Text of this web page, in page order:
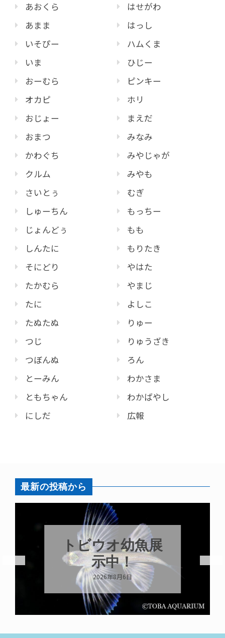
あおくら
あまま
いそぴー
いま
おーむら
オカピ
おじょー
おまつ
かわぐち
クルム
さいとぅ
しゅーちん
じょんどぅ
しんたに
そにどり
たかむら
たに
たぬたぬ
つじ
つぼんぬ
とーみん
ともちゃん
にしだ
はせがわ
はっし
ハムくま
ひじー
ピンキー
ホリ
まえだ
みなみ
みやじゃが
みやも
むぎ
もっちー
もも
もりたき
やはた
やまじ
よしこ
りゅー
りゅうざき
ろん
わかさま
わかばやし
広報
最新の投稿から
トビウオ幼魚展
示中！
2026年8月6日